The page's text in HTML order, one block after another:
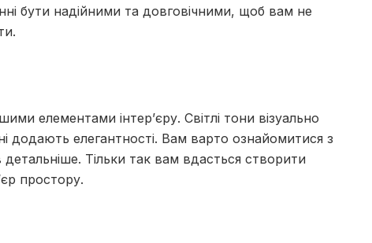
бути надійними та довговічними, щоб вам не
елементами інтер’єру. Світлі тони візуально
додають елегантності. Вам варто ознайомитися з
детальніше. Тільки так вам вдасться створити
простору.